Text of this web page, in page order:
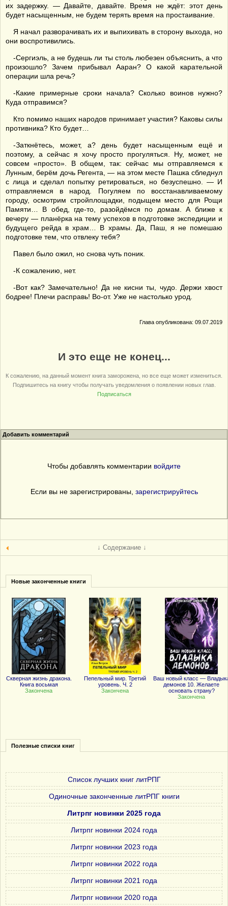
их задержку. — Давайте, давайте. Время не ждёт: этот день
будет насыщенным, не будем терять время на простаивание.
Я начал разворачивать их и выпихивать в сторону выхода, но
они воспротивились.
-Сергиэль, а не будешь ли ты столь любезен объяснить, а что
произошло? Зачем прибывал Ааран? О какой карательной
операции шла речь?
-Какие примерные сроки начала? Сколько воинов нужно?
Куда отправимся?
Кто помимо наших народов принимает участия? Каковы силы
противника? Кто будет…
-Заткнётесь, может, а? день будет насыщенным ещё и
поэтому, а сейчас я хочу просто прогуляться. Ну, может, не
совсем «просто». В общем, так: сейчас мы отправляемся к
Лунным, берём дочь Регента, — на этом месте Пашка сбледнул
с лица и сделал попытку ретироваться, но безуспешно. — И
отправляемся в народ. Погуляем по восстанавливаемому
городу, осмотрим стройплощадки, подыщем место для Рощи
Памяти… В обед, где-то, разойдёмся по домам. А ближе к
вечеру — планёрка на тему успехов в подготовке экспедиции и
будущего рейда в храм… В храмы. Да, Паш, я не помешаю
подготовке тем, что отвлеку тебя?
Павел было ожил, но снова чуть поник.
-К сожалению, нет.
-Вот как? Замечательно! Да не кисни ты, чудо. Держи хвост
бодрее! Плечи расправь! Во-от. Уже не настолько урод.
Глава опубликована: 09.07.2019
И это еще не конец...
К сожалению, на данный момент книга заморожена, но все еще может измениться.
Подпишитесь на книгу чтобы получать уведомления о появлении новых глав.
Подписаться
Добавить комментарий
Чтобы добавлять комментарии войдите
Если вы не зарегистрированы, зарегистрируйтесь
↓ Содержание ↓
Новые законченные книги
Скверная жизнь дракона.
Книга восьмая
Закончена
Пепельный мир. Третий
уровень. Ч. 2
Закончена
Ваш новый класс —
демонов 10. Желаете
основать страну?
Закончена
Полезные списки книг
Список лучших книг литРПГ
Одиночные законченные литРПГ книги
Литрпг новинки 2025 года
Литрпг новинки 2024 года
Литрпг новинки 2023 года
Литрпг новинки 2022 года
Литрпг новинки 2021 года
Литрпг новинки 2020 года